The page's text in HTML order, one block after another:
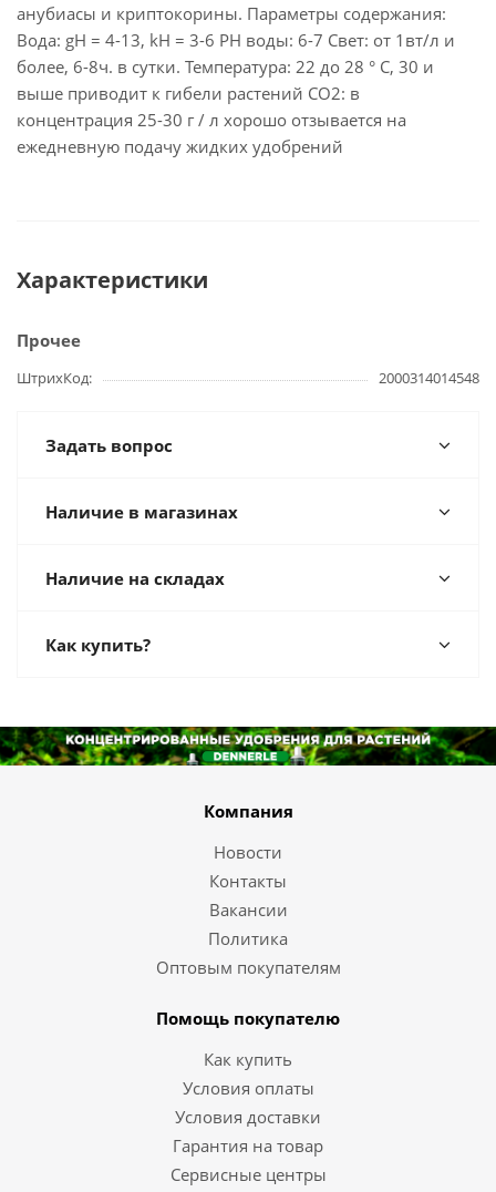
анубиасы и криптокорины. Параметры содержания:
Вода: gH = 4-13, kH = 3-6 РН воды: 6-7 Свет: от 1вт/л и
более, 6-8ч. в сутки. Температура: 22 до 28 ° С, 30 и
выше приводит к гибели растений СО2: в
концентрация 25-30 г / л хорошо отзывается на
ежедневную подачу жидких удобрений
Характеристики
Прочее
ШтрихКод 2000314014548
Задать вопрос
Наличие в магазинах
Наличие на складах
Как купить?
Компания
Новости
Контакты
Вакансии
Политика
Оптовым покупателям
Помощь покупателю
Как купить
Условия оплаты
Условия доставки
Гарантия на товар
Сервисные центры